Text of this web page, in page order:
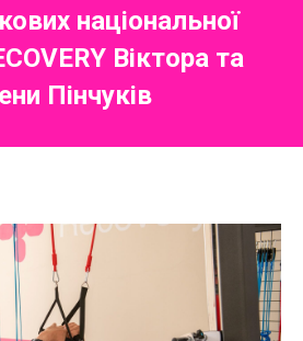
національної
Віктора та
Пінчуків